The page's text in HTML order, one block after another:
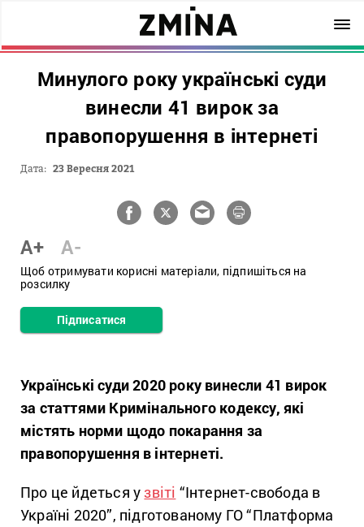
Минулого року українські суди
винесли 41 вирок за
правопорушення в інтернеті
Дата: 23 Вересня 2021
A+ A-
Щоб отримувати корисні матеріали, підпишіться на
розсилку
Підписатися
Українські суди 2020 року винесли 41 вирок
за статтями Кримінального кодексу, які
містять норми щодо покарання за
правопорушення в інтернеті.
Про це йдеться узвіті “Інтернет-свобода в
Україні 2020”, підготованому ГО “Платформа